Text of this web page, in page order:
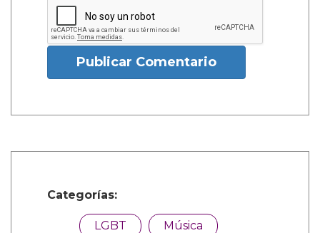
Publicar Comentario
Categorías:
LGBT Música